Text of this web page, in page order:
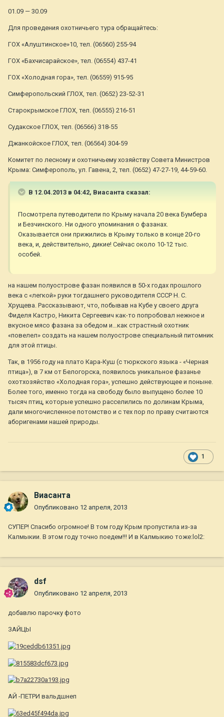
01.09 — 30.09
Для проведения охотничьего тура обращайтесь:
ГОХ «Алуштинское»10, тел. (06560) 255-94
ГОХ «Бахчисарайское», тел. (06554) 437-41
ГОХ «Холодная гора», тел. (06559) 915-95
Симферопольский ГЛОХ, тел. (0652) 23-52-31
Старокрымское ГЛОХ, тел. (06555) 216-51
Судакское ГЛОХ, тел. (06566) 318-55
Джанкойское ГЛОХ, тел. (06564) 304-59
Комитет по лесному и охотничьему хозяйству Совета Министров
Крыма: Симферополь, ул. Гавена, 2, тел. (0652) 47-27-19, 44-59-60.
В 12.04.2013 в 04:42, Виасанта сказал:
Посмотрела путеводители по Крыму начала 20 века Бумбера
и Безчинского. Ни одного упоминания о фазанах.
Оказывается они прижились в Крыму только в конце 20-го
века, и, действительно, дикие! Сейчас около 10-12 тыс.
особей.
на нашем полуострове фазан появился в 50-х годах прошлого
века с «легкой» руки тогдашнего руководителя СССР Н. С.
Хрущева. Рассказывают, что, побывав на Кубе у своего друга
Фиделя Кастро, Никита Сергеевич как-то попробовал нежное и
вкусное мясо фазана за обедом и…как страстный охотник
«повелел» создать на нашем полуострове специальный питомник
для этой птицы.
Так, в 1956 году на плато Кара-Куш (с тюркского языка - «Черная
птица»), в 7 км от Белогорска, появилось уникальное фазанье
охотхозяйство «Холодная гора», успешно действующее и поныне.
Более того, именно тогда на свободу было выпущено более 10
тысяч птиц, которые успешно расселились по долинам Крыма,
дали многочисленное потомство и с тех пор по праву считаются
аборигенами нашей природы.
1
Виасанта
Опубликовано 12 апреля, 2013
СУПЕР! Спасибо огромное! В том году Крым пропустила из-за
Калмыкии. В этом году точно поедем!!! И в Калмыкию тоже:lol2:
dsf
Опубликовано 12 апреля, 2013
добавлю парочку фото
ЗАЙЦЫ
АЙ -ПЕТРИ вальдшнеп